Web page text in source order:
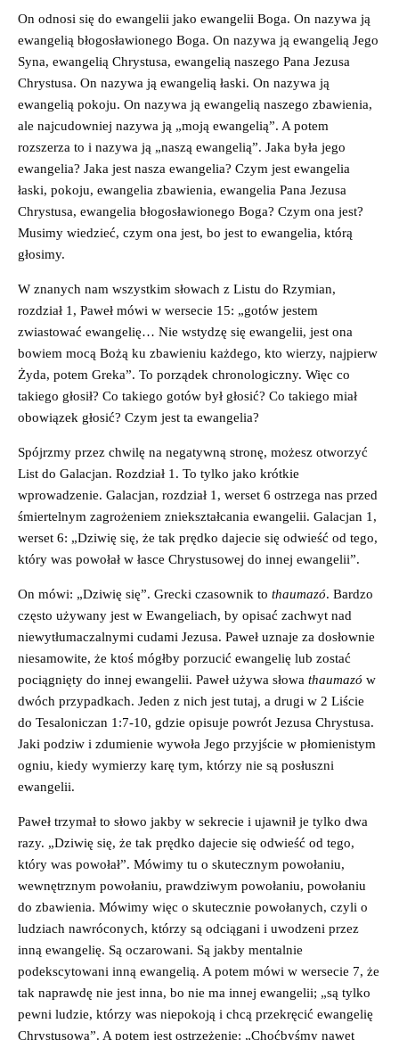
On odnosi się do ewangelii jako ewangelii Boga. On nazywa ją
ewangelią błogosławionego Boga. On nazywa ją ewangelią Jego
Syna, ewangelią Chrystusa, ewangelią naszego Pana Jezusa
Chrystusa. On nazywa ją ewangelią łaski. On nazywa ją
ewangelią pokoju. On nazywa ją ewangelią naszego zbawienia,
ale najcudowniej nazywa ją „moją ewangelią”. A potem
rozszerza to i nazywa ją „naszą ewangelią”. Jaka była jego
ewangelia? Jaka jest nasza ewangelia? Czym jest ewangelia
łaski, pokoju, ewangelia zbawienia, ewangelia Pana Jezusa
Chrystusa, ewangelia błogosławionego Boga? Czym ona jest?
Musimy wiedzieć, czym ona jest, bo jest to ewangelia, którą
głosimy.
W znanych nam wszystkim słowach z Listu do Rzymian,
rozdział 1, Paweł mówi w wersecie 15: „gotów jestem
zwiastować ewangelię… Nie wstydzę się ewangelii, jest ona
bowiem mocą Bożą ku zbawieniu każdego, kto wierzy, najpierw
Żyda, potem Greka”. To porządek chronologiczny. Więc co
takiego głosił? Co takiego gotów był głosić? Co takiego miał
obowiązek głosić? Czym jest ta ewangelia?
Spójrzmy przez chwilę na negatywną stronę, możesz otworzyć
List do Galacjan. Rozdział 1. To tylko jako krótkie
wprowadzenie. Galacjan, rozdział 1, werset 6 ostrzega nas przed
śmiertelnym zagrożeniem zniekształcania ewangelii. Galacjan 1,
werset 6: „Dziwię się, że tak prędko dajecie się odwieść od tego,
który was powołał w łasce Chrystusowej do innej ewangelii”.
On mówi: „Dziwię się”. Grecki czasownik to thaumazó. Bardzo
często używany jest w Ewangeliach, by opisać zachwyt nad
niewytłumaczalnymi cudami Jezusa. Paweł uznaje za dosłownie
niesamowite, że ktoś mógłby porzucić ewangelię lub zostać
pociągnięty do innej ewangelii. Paweł używa słowa thaumazó w
dwóch przypadkach. Jeden z nich jest tutaj, a drugi w 2 Liście
do Tesaloniczan 1:7-10, gdzie opisuje powrót Jezusa Chrystusa.
Jaki podziw i zdumienie wywoła Jego przyjście w płomienistym
ogniu, kiedy wymierzy karę tym, którzy nie są posłuszni
ewangelii.
Paweł trzymał to słowo jakby w sekrecie i ujawnił je tylko dwa
razy. „Dziwię się, że tak prędko dajecie się odwieść od tego,
który was powołał”. Mówimy tu o skutecznym powołaniu,
wewnętrznym powołaniu, prawdziwym powołaniu, powołaniu
do zbawienia. Mówimy więc o skutecznie powołanych, czyli o
ludziach nawróconych, którzy są odciągani i uwodzeni przez
inną ewangelię. Są oczarowani. Są jakby mentalnie
podekscytowani inną ewangelią. A potem mówi w wersecie 7, że
tak naprawdę nie jest inna, bo nie ma innej ewangelii; „są tylko
pewni ludzie, którzy was niepokoją i chcą przekręcić ewangelię
Chrystusową”. A potem jest ostrzeżenie: „Choćbyśmy nawet